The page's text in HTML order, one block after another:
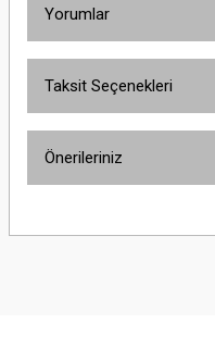
Yorumlar
Taksit Seçenekleri
Önerileriniz
yetersiz gördüğünüz